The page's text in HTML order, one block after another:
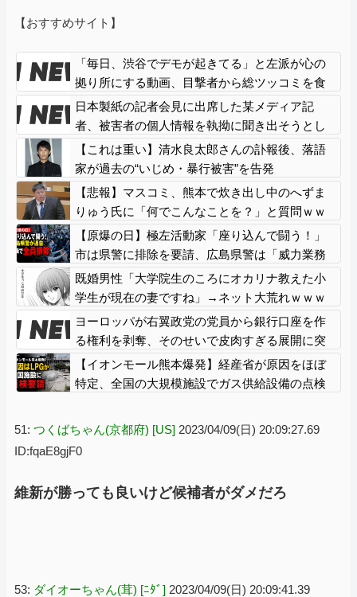
【おすすめサイト】
「毎日、渋谷でデモが起きてる」と左派が心の
拠り所にする動画、目撃者から総ツッコミを食
らってしまっており……
日本製紙の記者会見に出席した某メディア記
者、被害者の個人情報を執拗に聞き出そうとし
てしまい……
【これは重い】清水良太郎さんの訃報後、落語
家が過去の“いじめ・暴行被害”を告発
【悲報】マスコミ、熊本で炊き出し中のへずま
りゅう氏に「何でこんなことを？」と質問ｗｗ
ｗｗ
【原爆の日】極左活動家「座り込んで闘う！」
市は県警に排除を要請、広島県警は「威力業務
妨害行為に当たると通告」一瞬で全員排除
既婚男性「大学院生のころにオカリナ教えた小
学生が現在の妻ですね」→ネット大荒れｗｗｗ
ｗ
ヨーロッパが右翼政党の党員から銀行口座を作
る権利を剥奪、そのせいで皮肉すぎる展開に突
入しており……
【イオンモール熊本爆発】経産省が原因をほぼ
特定、全国の大規模施設でガス供給設備の点検
51: つくばちゃん(京都府) [US] 2023/04/09(日) 20:09:27.69
ID:fqaE8gjF0
維新が勝っても良いけど候補者がダメだろ
53: ダイオーちゃん(茸) [ﾆﾀﾞ] 2023/04/09(日) 20:09:41.39